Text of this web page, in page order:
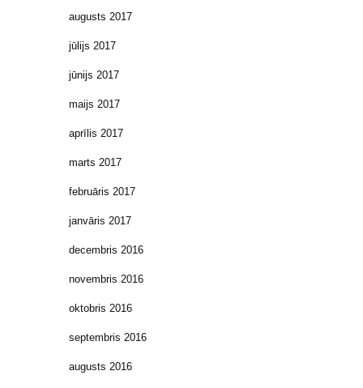
augusts 2017
jūlijs 2017
jūnijs 2017
maijs 2017
aprīlis 2017
marts 2017
februāris 2017
janvāris 2017
decembris 2016
novembris 2016
oktobris 2016
septembris 2016
augusts 2016